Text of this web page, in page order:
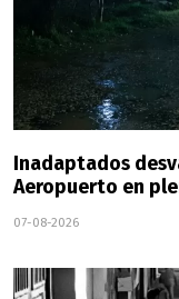
Inadaptados
Aeropuerto en
07-08-2026